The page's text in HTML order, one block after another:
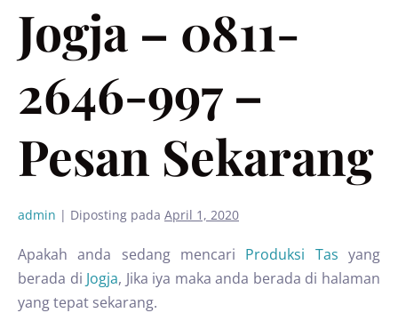
Jogja – 0811-
2646-997 –
Pesan Sekarang
admin | Diposting pada April 1, 2020
Apakah anda sedang mencari Produksi Tas yang
berada di Jogja, Jika iya maka anda berada di halaman
yang tepat sekarang.